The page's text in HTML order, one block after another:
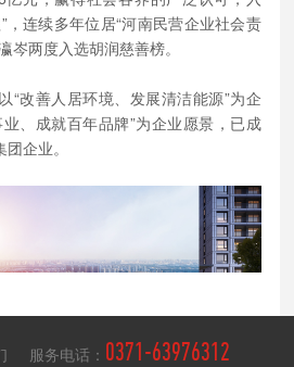
，连续多年位居“河南民营企业社会责
岑两度入选胡润慈善榜。
“改善人居环境、发展清洁能源”为企
、成就百年品牌”为企业愿景，已成
企业。
服务电话： 0371-63976312